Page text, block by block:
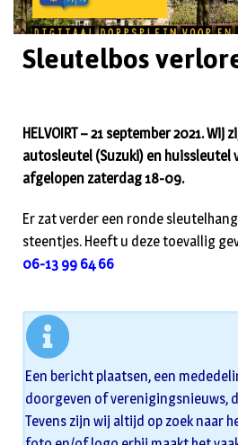
Sleutelbos
HELVOIRT – 21 september 2021.
autosleutel (Suzuki) en huissleutel
afgelopen zaterdag 18-09.
Er zat verder een ronde
steentjes. Heeft u deze toevallig
06-13 99 64 66
Een bericht plaatsen, een
doorgeven of verenigingsnieuws,
Tevens zijn wij altijd op zoek naar